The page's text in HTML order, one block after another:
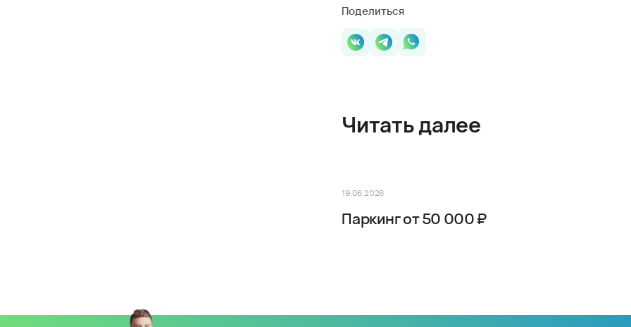
Поделиться
Читать далее
19.06.2026
Паркинг от 50 000 ₽